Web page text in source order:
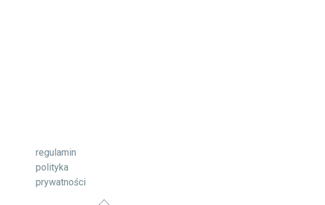
regulamin
polityka
prywatności